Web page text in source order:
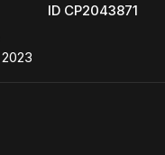
ID CP2043871
2023